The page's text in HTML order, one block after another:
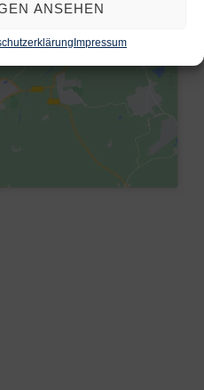
ANSEHEN
Impressum